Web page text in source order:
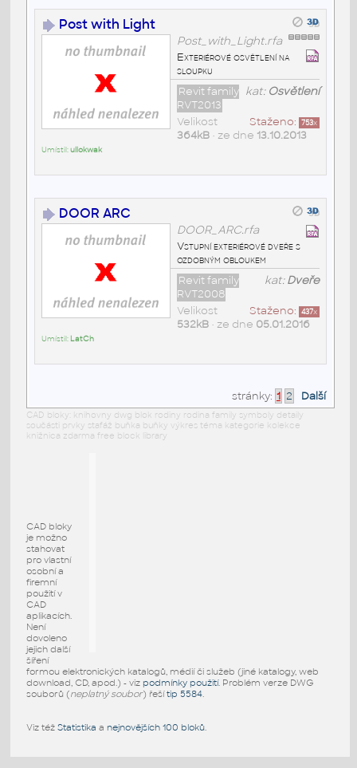
Post with Light
Post_with_Light.rfa
Exteriérové osvětlení na
sloupku
kat: Osvětlení
Revit family
RVT2013
Staženo: 753x
Velikost
364kB• ze dne 13.10.2013
Umístil:ullokwak
DOOR ARC
DOOR_ARC.rfa
Vstupní exteriérové dveře s
ozdobným obloukem
kat:Dveře
Revit family
RVT2008
Staženo: 437x
Velikost
532kB• ze dne 05.01.2016
Umístil: LatCh
stránky: 1 2 Další
CAD bloky: knihovny dwg blok rodiny rodina family symboly detaily
součásti prvky stafáž buňka buňky výkres téma kategorie kolekce
knižnica zdarma free block library
CAD bloky
je možno
stahovat
pro vlastní
osobní a
firemní
použití v
CAD
aplikacích.
Není
dovoleno
jejich další
šíření
formou elektronických katalogů, médií či služeb (jiné katalogy, web
download, CD, apod.) - viz podmínky použití. Problém verze DWG
souborů (neplatný soubor) řešítip 5584.
Viz též Statistika a nejnovějších 100 bloků.